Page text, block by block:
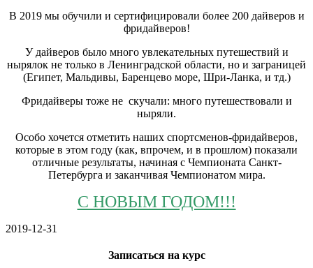
В 2019 мы обучили и сертифицировали более 200 дайверов и
фридайверов!
У дайверов было много увлекательных путешествий и
нырялок не только в Ленинградской области, но и заграницей
(Египет, Мальдивы, Баренцево море, Шри-Ланка, и тд.)
Фридайверы тоже не скучали: много путешествовали и
ныряли.
Особо хочется отметить наших спортсменов-фридайверов,
которые в этом году (как, впрочем, и в прошлом) показали
отличные результаты, начиная с Чемпионата Санкт-
Петербурга и заканчивая Чемпионатом мира.
С НОВЫМ ГОДОМ!!!
2019-12-31
Записаться на курс